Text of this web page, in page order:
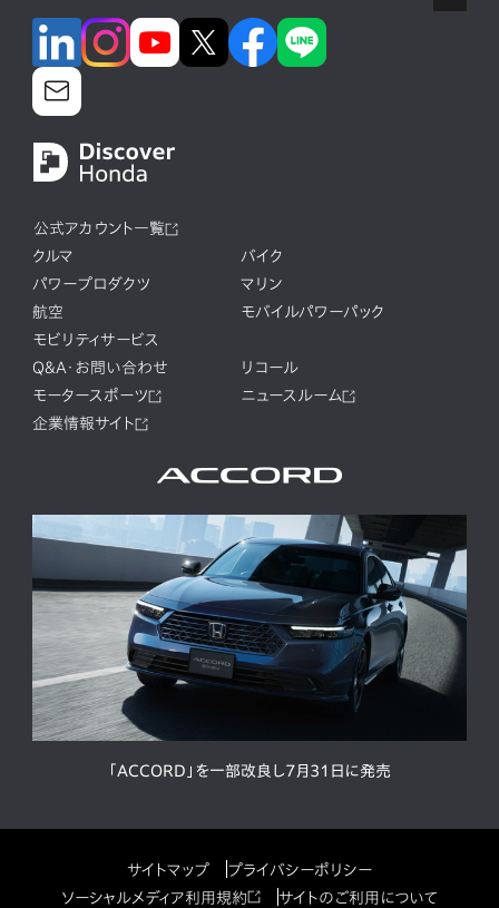
公式アカウント一覧
クルマ
バイク
パワープロダクツ
マリン
航空
モバイルパワーパック
モビリティサービス
Q&A・お問い合わせ
リコール
モータースポーツ
ニュースルーム
企業情報サイト
「ACCORD」を一部改良し7月31日に発売
サイトマップ
プライバシーポリシー
ソーシャルメディア利用規約
サイトのご利用について